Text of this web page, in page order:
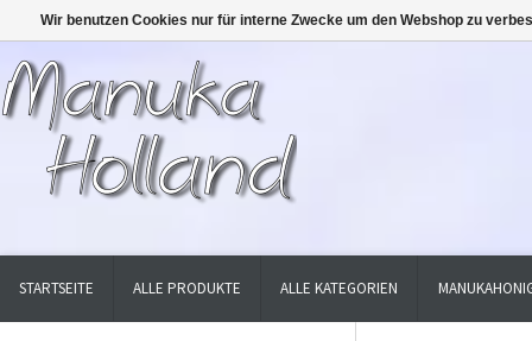
STARTSEITE ALLE PRODUKTE ALLE KATEGORIEN
Wir benutzen Cookies nur für interne Zwecke um den Webshop zu